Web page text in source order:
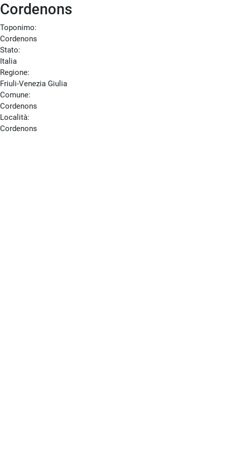
Cordenons
Toponimo:
Cordenons
Stato:
Italia
Regione:
Friuli-Venezia Giulia
Comune:
Cordenons
Località:
Cordenons